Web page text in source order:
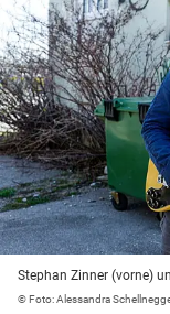
Stephan Zinner (vorne)
© Foto: Alessandra